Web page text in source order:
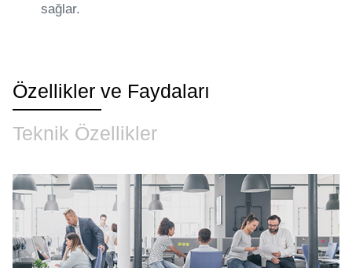
sağlar.
Özellikler ve Faydaları
Teknik Özellikler